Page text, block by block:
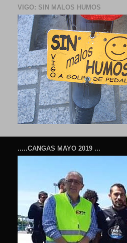
VIGO: SIN MALOS HUMOS
.....CANGAS MAYO 2019 ...